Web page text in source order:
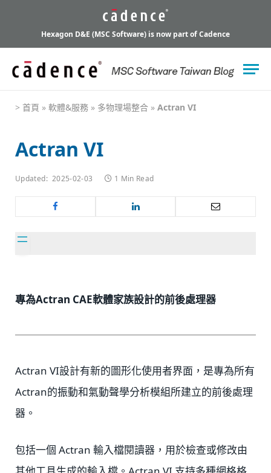
Hexagon D&E (MSC Software) is now part of Cadence
> 首頁 » 軟體&服務 » 多物理場整合 » Actran VI
Actran VI
Updated: 2025-02-03 1 Min Read
專為Actran CAE軟體家族設計的前後處理器
Actran VI設計有新的圖形化使用者界面，是專為所有
Actran的振動和氣動聲學分析模組所建立的前後處理
器。
包括一個 Actran 輸入檔閱讀器，用於檢查或修改由